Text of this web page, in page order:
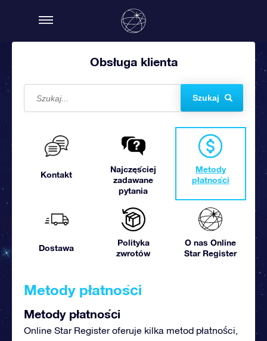
Obsługa klienta
Szukaj
Kontakt
Najczęściej
zadawane
pytania
Metody
płatności
Dostawa
Polityka
zwrotów
O nas Online
Star Register
Metody płatności
Metody płatności
Online Star Register oferuje kilka metod płatności,